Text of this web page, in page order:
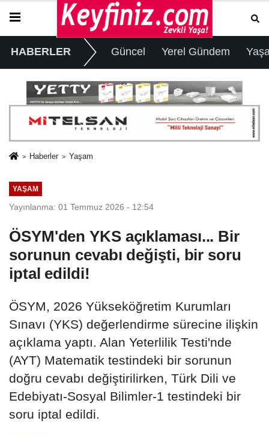
HABERLER Güncel Yerel Gündem
Haberler Yaşam
YAŞAM
Yayınlanma: 01 Temmuz 2026 - 12:54
ÖSYM'den YKS açıklaması... Bir
sorunun cevabı değişti, bir soru
iptal edildi!
ÖSYM, 2026 Yükseköğretim Kurumları
Sınavı (YKS) değerlendirme sürecine ilişkin
açıklama yaptı. Alan Yeterlilik Testi'nde
(AYT) Matematik testindeki bir sorunun
doğru cevabı değiştirilirken, Türk Dili ve
Edebiyatı-Sosyal Bilimler-1 testindeki bir
soru iptal edildi.